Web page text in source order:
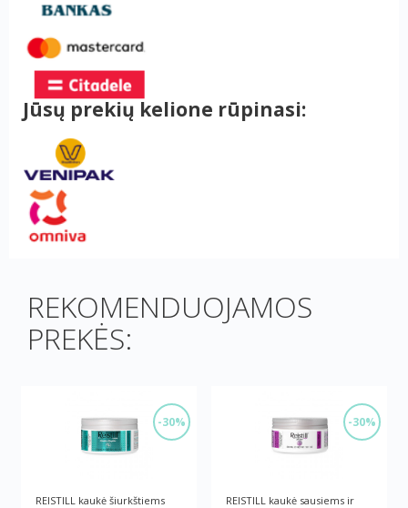
Jūsų prekių kelione rūpinasi:
REKOMENDUOJAMOS
PREKĖS:
-30%
REISTILL kaukė šiurkštiems
-30%
REISTILL kaukė sausiems ir